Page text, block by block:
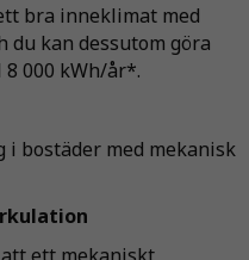
bra inneklimat med
kan dessutom göra
000 kWh/år*.
i bostäder med mekanisk